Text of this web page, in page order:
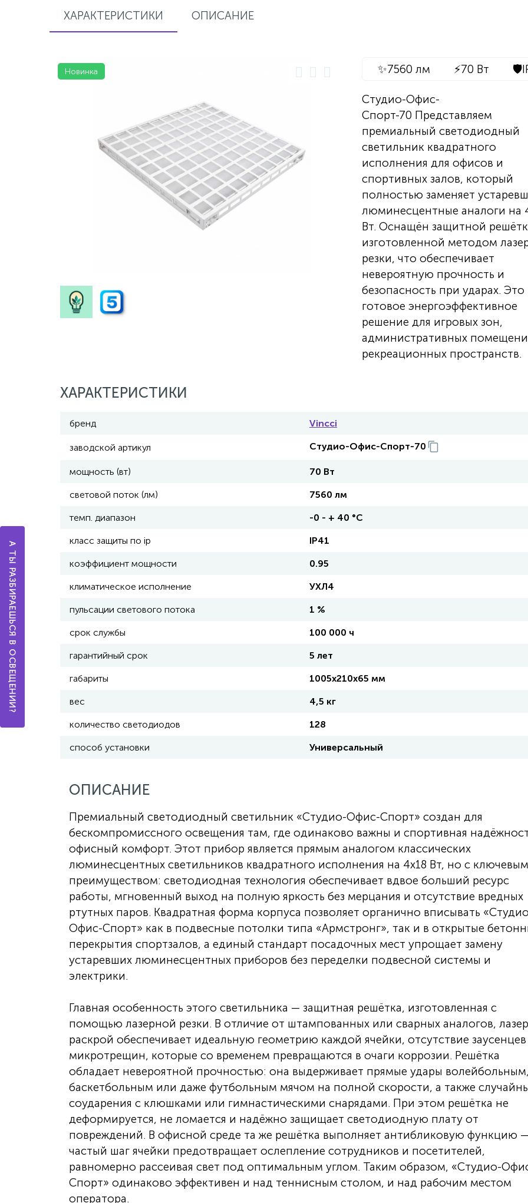
ХАРАКТЕРИСТИКИ ОПИСАНИЕ
Новинка ✨7560 лм ⚡70 Вт 🛡️
Студио-Офис-
Спорт-70 Представляем
премиальный светодиодный
светильник квадратного
исполнения для офисов и
спортивных залов, который
полностью заменяет
люминесцентные аналоги на
Вт. Оснащён защитной
изготовленной методом
резки, что обеспечивает
невероятную прочность и
безопасность при ударах. Это
готовое энергоэффективное
решение для игровых зон,
административных
рекреационных пространств.
ХАРАКТЕРИСТИКИ
бренд Vincci
заводской артикул Студио-Офис-Спорт-70
мощность (вт) 70 Вт
световой поток (лм) 7560 лм
темп. диапазон -0 - + 40 °С
класс защиты по ip IP41
коэффициент мощности 0.95
климатическое исполнение УХЛ4
пульсации светового потока 1 %
срок службы 100 000 ч
гарантийный срок 5 лет
габариты 1005х210х65 мм
вес 4,5 кг
количество светодиодов 128
способ установки Универсальный
ОПИСАНИЕ
Премиальный светодиодный светильник «Студио-Офис-Спорт» создан для
бескомпромиссного освещения там, где одинаково важны и спортивная
офисный комфорт. Этот прибор является прямым аналогом классических
люминесцентных светильников квадратного исполнения на 4х18 Вт, но с ключевым
преимуществом: светодиодная технология обеспечивает вдвое больший ресурс
работы, мгновенный выход на полную яркость без мерцания и отсутствие вредных
ртутных паров. Квадратная форма корпуса позволяет органично вписывать
Офис-Спорт» как в подвесные потолки типа «Армстронг», так и в открытые
перекрытия спортзалов, а единый стандарт посадочных мест упрощает замену
устаревших люминесцентных приборов без переделки подвесной системы и
электрики.
Главная особенность этого светильника — защитная решётка, изготовленная с
помощью лазерной резки. В отличие от штампованных или сварных аналогов,
раскрой обеспечивает идеальную геометрию каждой ячейки, отсутствие заусенцев
микротрещин, которые со временем превращаются в очаги коррозии. Решётка
обладает невероятной прочностью: она выдерживает прямые удары волейбольным,
баскетбольным или даже футбольным мячом на полной скорости, а также
соударения с клюшками или гимнастическими снарядами. При этом решётка не
деформируется, не ломается и надёжно защищает светодиодную плату от
повреждений. В офисной среде та же решётка выполняет антибликовую функцию —
частый шаг ячейки предотвращает ослепление сотрудников и посетителей,
равномерно рассеивая свет под оптимальным углом. Таким образом, «Студио-
Спорт» одинаково эффективен и над теннисным столом, и над рабочим местом
оператора.
А ТЫ РАЗБИРАЕШЬСЯ В ОСВЕЩЕНИИ?